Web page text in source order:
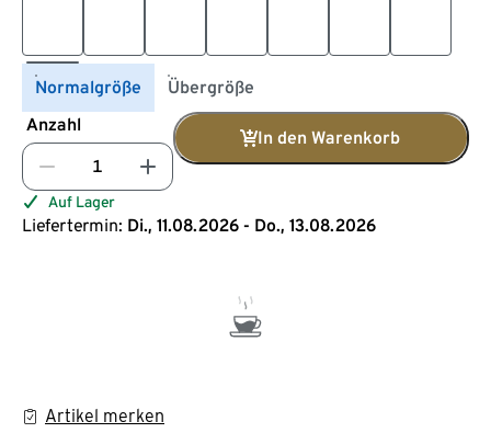
Normalgröße
Übergröße
Anzahl
In den Warenkorb
Auf Lager
Liefertermin: Di., 11.08.2026 - Do., 13.08.2026
Artikel merken